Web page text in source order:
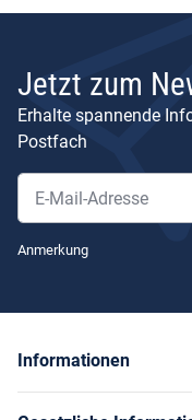
Jetzt zum
Erhalte spannende
Postfach
Anmerkung
Informationen